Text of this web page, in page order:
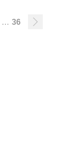
… 36